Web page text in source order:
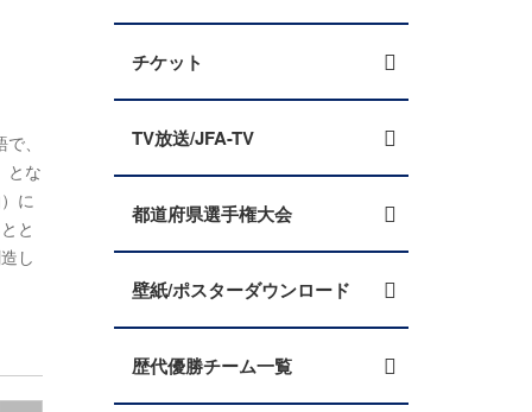
、
とな
に
と
し
チケット
TV放送/JFA-TV
都道府県選手権大会
壁紙/ポスターダウンロード
歴代優勝チーム一覧